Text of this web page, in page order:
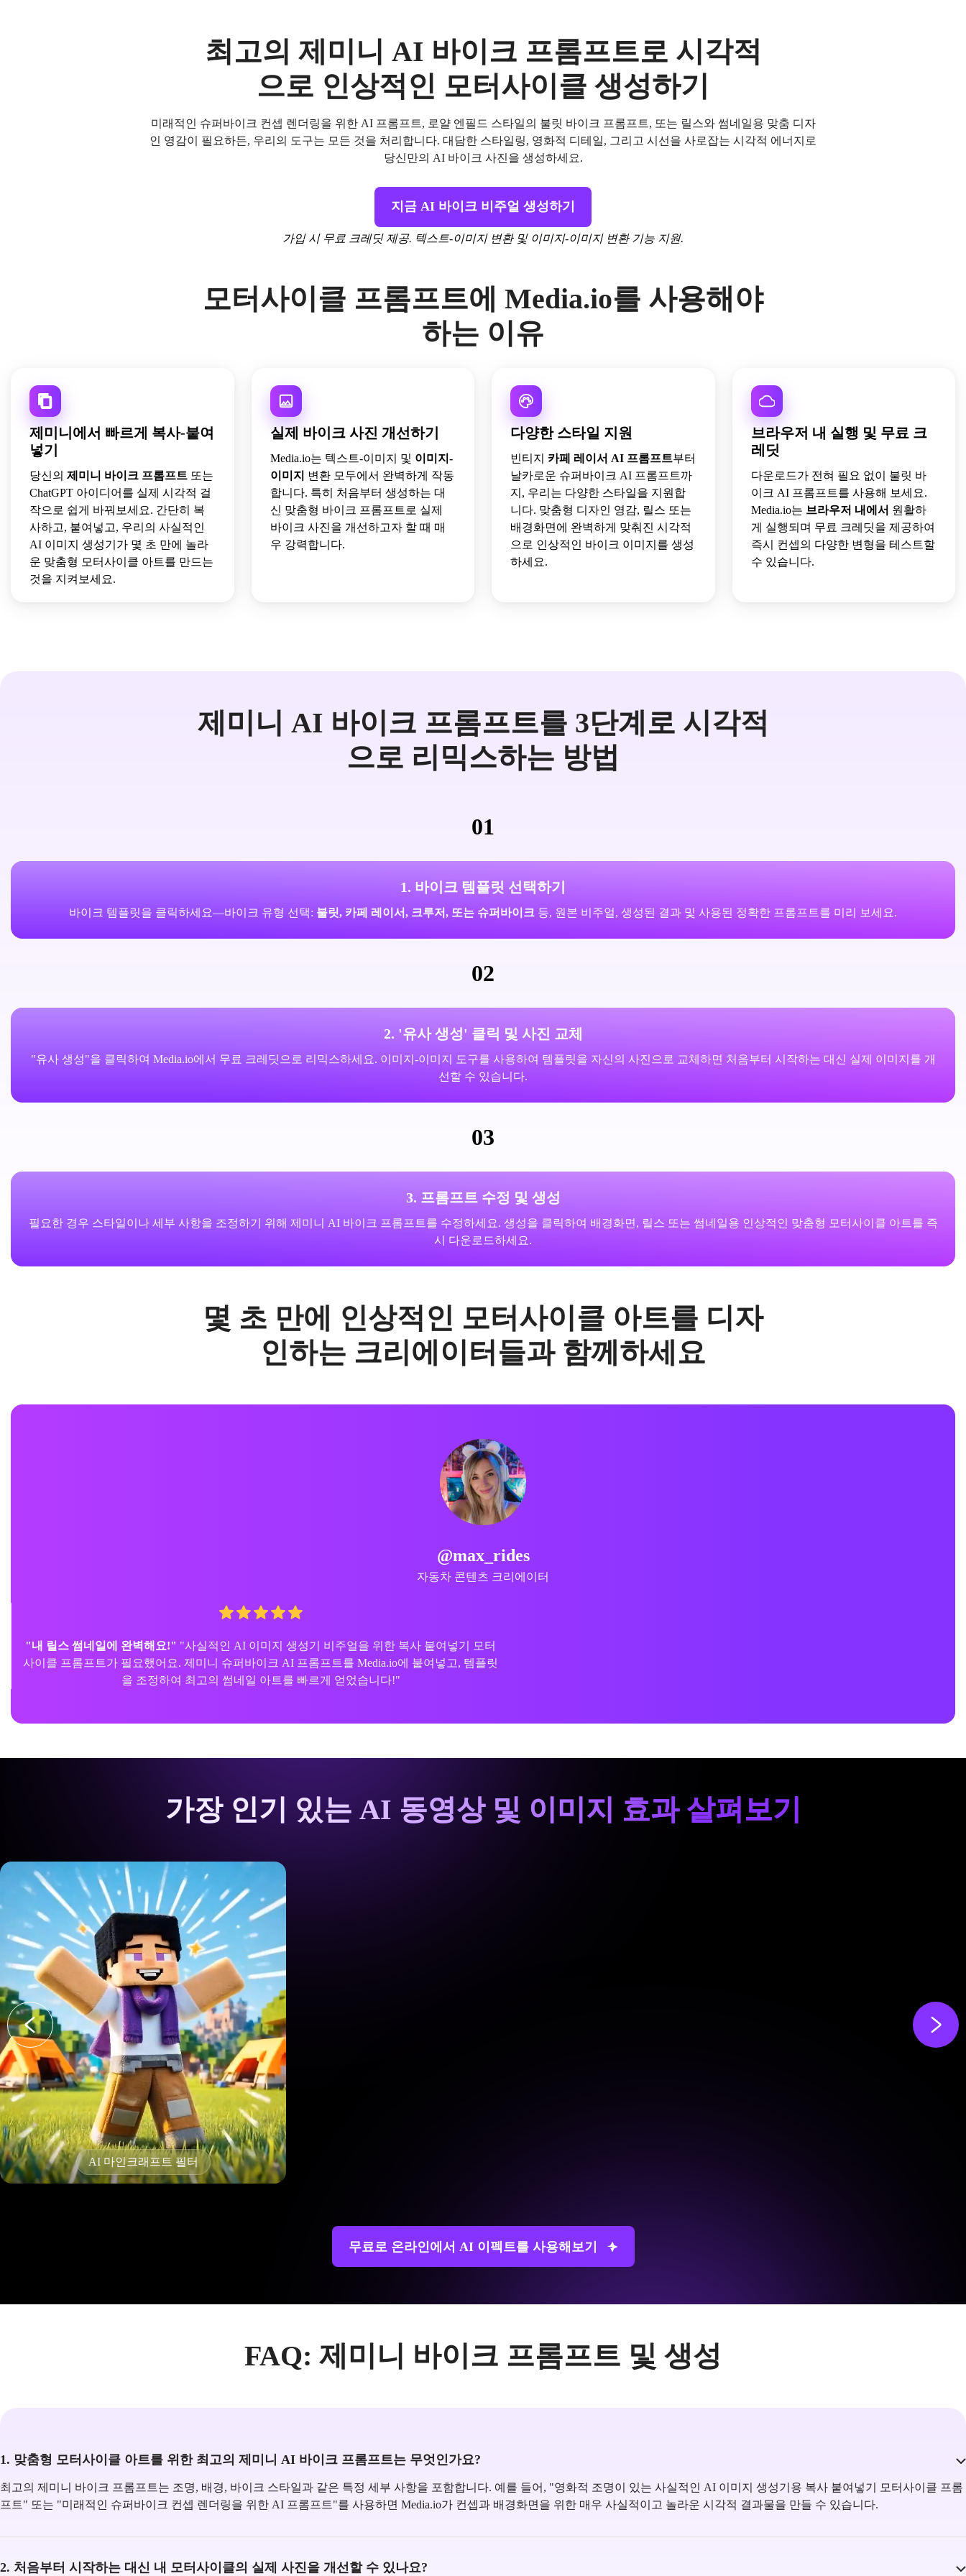
최고의 제미니 AI 바이크 프롬프트로 시각적
으로 인상적인 모터사이클 생성하기
미래적인 슈퍼바이크 컨셉 렌더링을 위한 AI 프롬프트, 로얄 엔필드 스타일의 불릿 바이크 프롬프트, 또는 릴스와 썸네일용 맞춤 디자
인 영감이 필요하든, 우리의 도구는 모든 것을 처리합니다. 대담한 스타일링, 영화적 디테일, 그리고 시선을 사로잡는 시각적 에너지로
당신만의 AI 바이크 사진을 생성하세요.
지금 AI 바이크 비주얼 생성하기
가입 시 무료 크레딧 제공. 텍스트-이미지 변환 및 이미지-이미지 변환 기능 지원.
모터사이클 프롬프트에 Media.io를 사용해야
하는 이유
제미니에서 빠르게 복사-붙여
넣기
당신의 제미니 바이크 프롬프트 또는
ChatGPT 아이디어를 실제 시각적 걸
작으로 쉽게 바꿔보세요. 간단히 복
사하고, 붙여넣고, 우리의 사실적인
AI 이미지 생성기가 몇 초 만에 놀라
운 맞춤형 모터사이클 아트를 만드는
것을 지켜보세요.
실제 바이크 사진 개선하기
Media.io는 텍스트-이미지 및 이미지-
이미지 변환 모두에서 완벽하게 작동
합니다. 특히 처음부터 생성하는 대
신 맞춤형 바이크 프롬프트로 실제
바이크 사진을 개선하고자 할 때 매
우 강력합니다.
다양한 스타일 지원
빈티지 카페 레이서 AI 프롬프트부터
날카로운 슈퍼바이크 AI 프롬프트까
지, 우리는 다양한 스타일을 지원합
니다. 맞춤형 디자인 영감, 릴스 또는
배경화면에 완벽하게 맞춰진 시각적
으로 인상적인 바이크 이미지를 생성
하세요.
브라우저 내 실행 및 무료 크
레딧
다운로드가 전혀 필요 없이 불릿 바
이크 AI 프롬프트를 사용해 보세요.
Media.io는 브라우저 내에서 원활하
게 실행되며 무료 크레딧을 제공하여
즉시 컨셉의 다양한 변형을 테스트할
수 있습니다.
제미니 AI 바이크 프롬프트를 3단계로 시각적
으로 리믹스하는 방법
01
1. 바이크 템플릿 선택하기
바이크 템플릿을 클릭하세요—바이크 유형 선택: 불릿, 카페 레이서, 크루저, 또는 슈퍼바이크 등, 원본 비주얼, 생성된 결과 및 사용된 정확한 프롬프트를 미리 보세요.
02
2. '유사 생성' 클릭 및 사진 교체
"유사 생성"을 클릭하여 Media.io에서 무료 크레딧으로 리믹스하세요. 이미지-이미지 도구를 사용하여 템플릿을 자신의 사진으로 교체하면 처음부터 시작하는 대신 실제 이미지를 개
선할 수 있습니다.
03
3. 프롬프트 수정 및 생성
필요한 경우 스타일이나 세부 사항을 조정하기 위해 제미니 AI 바이크 프롬프트를 수정하세요. 생성을 클릭하여 배경화면, 릴스 또는 썸네일용 인상적인 맞춤형 모터사이클 아트를 즉
시 다운로드하세요.
몇 초 만에 인상적인 모터사이클 아트를 디자
인하는 크리에이터들과 함께하세요
@bullet_king
로얄 엔필드 열정가
"맞춤형 수정을 시각화하는 최고의 도구에요.""처음부터 시작하고 싶지 않았어요. 내 바이크
의 실제 사진을 업로드하고, 로얄 엔필드 스타일 비주얼을 위한 불릿 바이크 프롬프트를 사용하
여 개선했더니 바이크 모습이 완전히 변했어요!"
가장 인기 있는 AI 동영상 및 이미지 효과 살펴보기
Ai Twerking 효과
무료로 온라인에서 AI 이펙트를 사용해보기
FAQ: 제미니 바이크 프롬프트 및 생성
1. 맞춤형 모터사이클 아트를 위한 최고의 제미니 AI 바이크 프롬프트는 무엇인가요?
최고의 제미니 바이크 프롬프트는 조명, 배경, 바이크 스타일과 같은 특정 세부 사항을 포함합니다. 예를 들어, "영화적 조명이 있는 사실적인 AI 이미지 생성기용 복사 붙여넣기 모터사이클 프롬
프트" 또는 "미래적인 슈퍼바이크 컨셉 렌더링을 위한 AI 프롬프트"를 사용하면 Media.io가 컨셉과 배경화면을 위한 매우 사실적이고 놀라운 시각적 결과물을 만들 수 있습니다.
2. 처음부터 시작하는 대신 내 모터사이클의 실제 사진을 개선할 수 있나요?